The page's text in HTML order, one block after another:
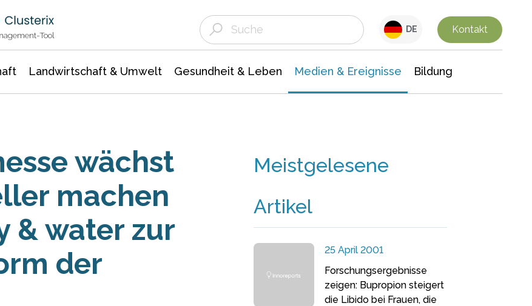
Tool
DE Kontakt
Landwirtschaft & Umwelt Gesundheit & Leben Medien & Ereignisse Bildung
wächst
machen
& water zur
der
Meistgelesene
Artikel
25 April 2001
Forschungsergebnisse
zeigen: Bupropion steigert
die Libido bei Frauen, die